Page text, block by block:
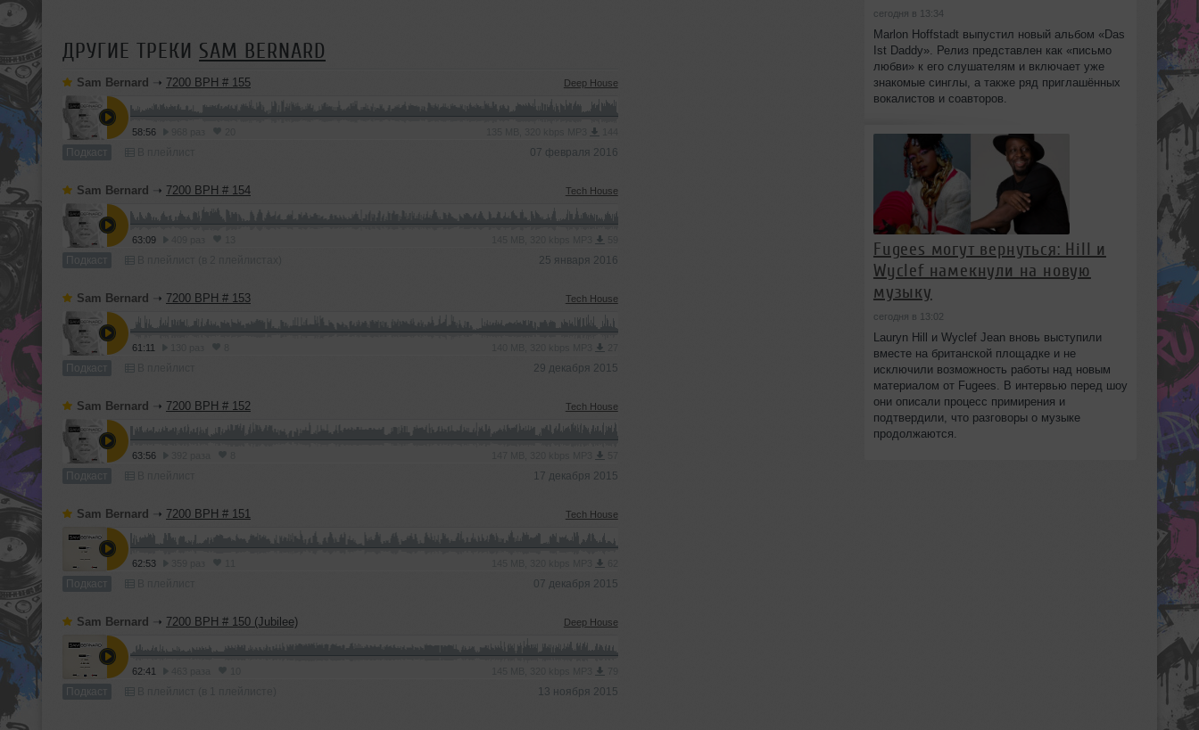
ДРУГИЕ ТРЕКИ SAM BERNARD
Sam Bernard ➝ 7200 BPH # 155 Deep House
58:56
Подкаст 07 февраля 2016
Sam Bernard ➝ 7200 BPH # 154 Tech House
63:09
Подкаст 25 января 2016
Sam Bernard ➝ 7200 BPH # 153 Tech House
61:11
Подкаст 29 декабря 2015
Sam Bernard ➝ 7200 BPH # 152 Tech House
63:56
Подкаст 17 декабря 2015
Sam Bernard ➝ 7200 BPH # 151 Tech House
62:53
Подкаст 07 декабря 2015
Sam Bernard ➝ 7200 BPH # 150 (Jubilee) Deep House
62:41
Подкаст 13 ноября 2015
сегодня в 13:34
Marlon Hoffstadt выпустил новый альбом «Das
Ist Daddy». Релиз представлен как «письмо
любви» к его слушателям и включает уже
знакомые синглы, а также ряд приглашённых
вокалистов и соавторов.
Fugees могут вернуться: Hill и
Wyclef намекнули на новую
музыку
сегодня в 13:02
Lauryn Hill и Wyclef Jean вновь выступили
вместе на британской площадке и не
исключили возможность работы над новым
материалом от Fugees. В интервью перед шоу
они описали процесс примирения и
подтвердили, что разговоры о музыке
продолжаются.